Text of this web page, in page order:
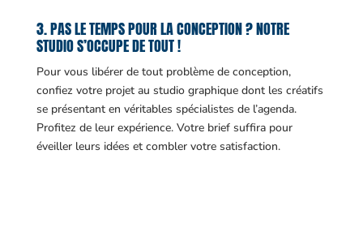
3. PAS LE TEMPS POUR LA CONCEPTION ? NOTRE
STUDIO S’OCCUPE DE TOUT !
Pour vous libérer de tout problème de conception,
confiez votre projet au studio graphique dont les créatifs
se présentant en véritables spécialistes de l’agenda.
Profitez de leur expérience. Votre brief suffira pour
éveiller leurs idées et combler votre satisfaction.